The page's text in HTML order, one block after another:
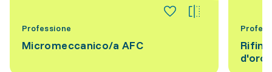
Professione
Micromeccanico/a AFC